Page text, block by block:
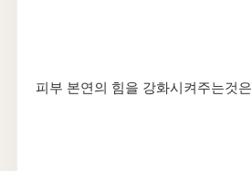
피부 본연의 힘을 강화시켜주는것은